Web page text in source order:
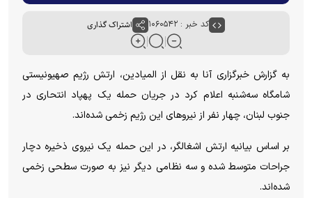
کد خبر : ۱۰۶۰۵۴۲ اشتراک گذاری
به گزارش خبرگزاری آنا به نقل از المیادین، ارتش رژیم صهیونیستی
شامگاه سه‌شنبه اعلام کرد در جریان حمله یک پهپاد انتحاری در
جنوب لبنان، چهار نفر از نیرو‌های این رژیم زخمی شده‌اند.
بر اساس بیانیه ارتش اشغالگر، در این حمله یک نیروی ذخیره دچار
جراحات متوسط شده و سه نظامی دیگر نیز به صورت سطحی زخمی
شده‌اند.